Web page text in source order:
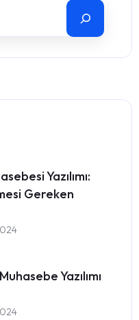
Yazılımı:
Gereken
Yazılımı